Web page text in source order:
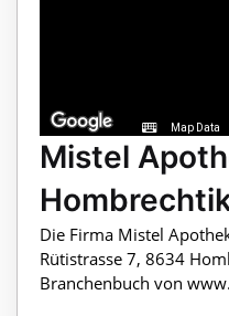
Map Data
Mistel
Die Firma Mistel
Rütistrasse 7, 8634
Branchenbuch von